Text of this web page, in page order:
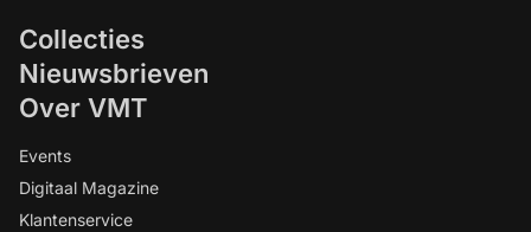
Collecties
Nieuwsbrieven
Over VMT
Events
Digitaal Magazine
Klantenservice